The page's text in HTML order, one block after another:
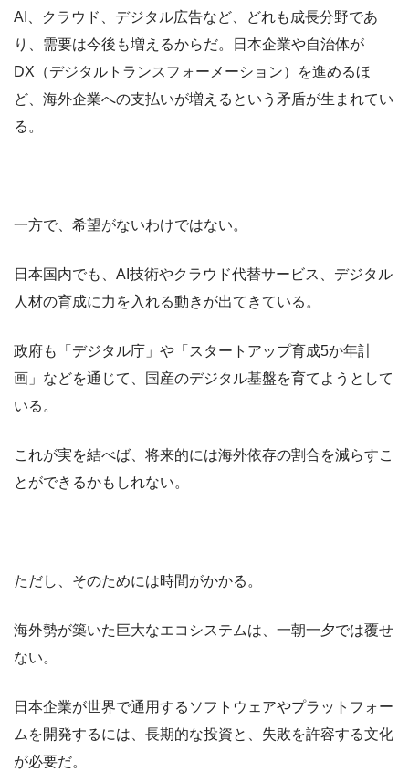
AI、クラウド、デジタル広告など、どれも成長分野であ
り、需要は今後も増えるからだ。日本企業や自治体が
DX（デジタルトランスフォーメーション）を進めるほ
ど、海外企業への支払いが増えるという矛盾が生まれてい
る。
一方で、希望がないわけではない。
日本国内でも、AI技術やクラウド代替サービス、デジタル
人材の育成に力を入れる動きが出てきている。
政府も「デジタル庁」や「スタートアップ育成5か年計
画」などを通じて、国産のデジタル基盤を育てようとして
いる。
これが実を結べば、将来的には海外依存の割合を減らすこ
とができるかもしれない。
ただし、そのためには時間がかかる。
海外勢が築いた巨大なエコシステムは、一朝一夕では覆せ
ない。
日本企業が世界で通用するソフトウェアやプラットフォー
ムを開発するには、長期的な投資と、失敗を許容する文化
が必要だ。